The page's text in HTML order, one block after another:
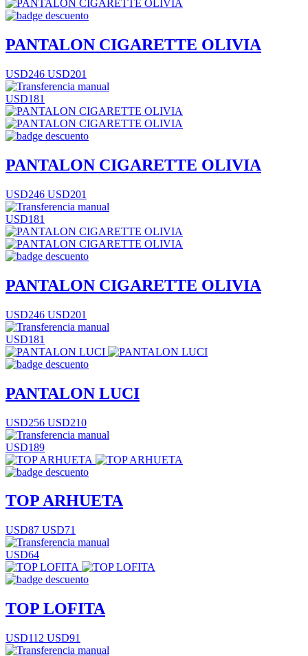
PANTALON CIGARETTE OLIVIA
USD246 USD201
USD181
PANTALON CIGARETTE OLIVIA
USD246 USD201
USD181
PANTALON CIGARETTE OLIVIA
USD246 USD201
USD181
PANTALON LUCI
USD256 USD210
USD189
TOP ARHUETA
USD87 USD71
USD64
TOP LOFITA
USD112 USD91